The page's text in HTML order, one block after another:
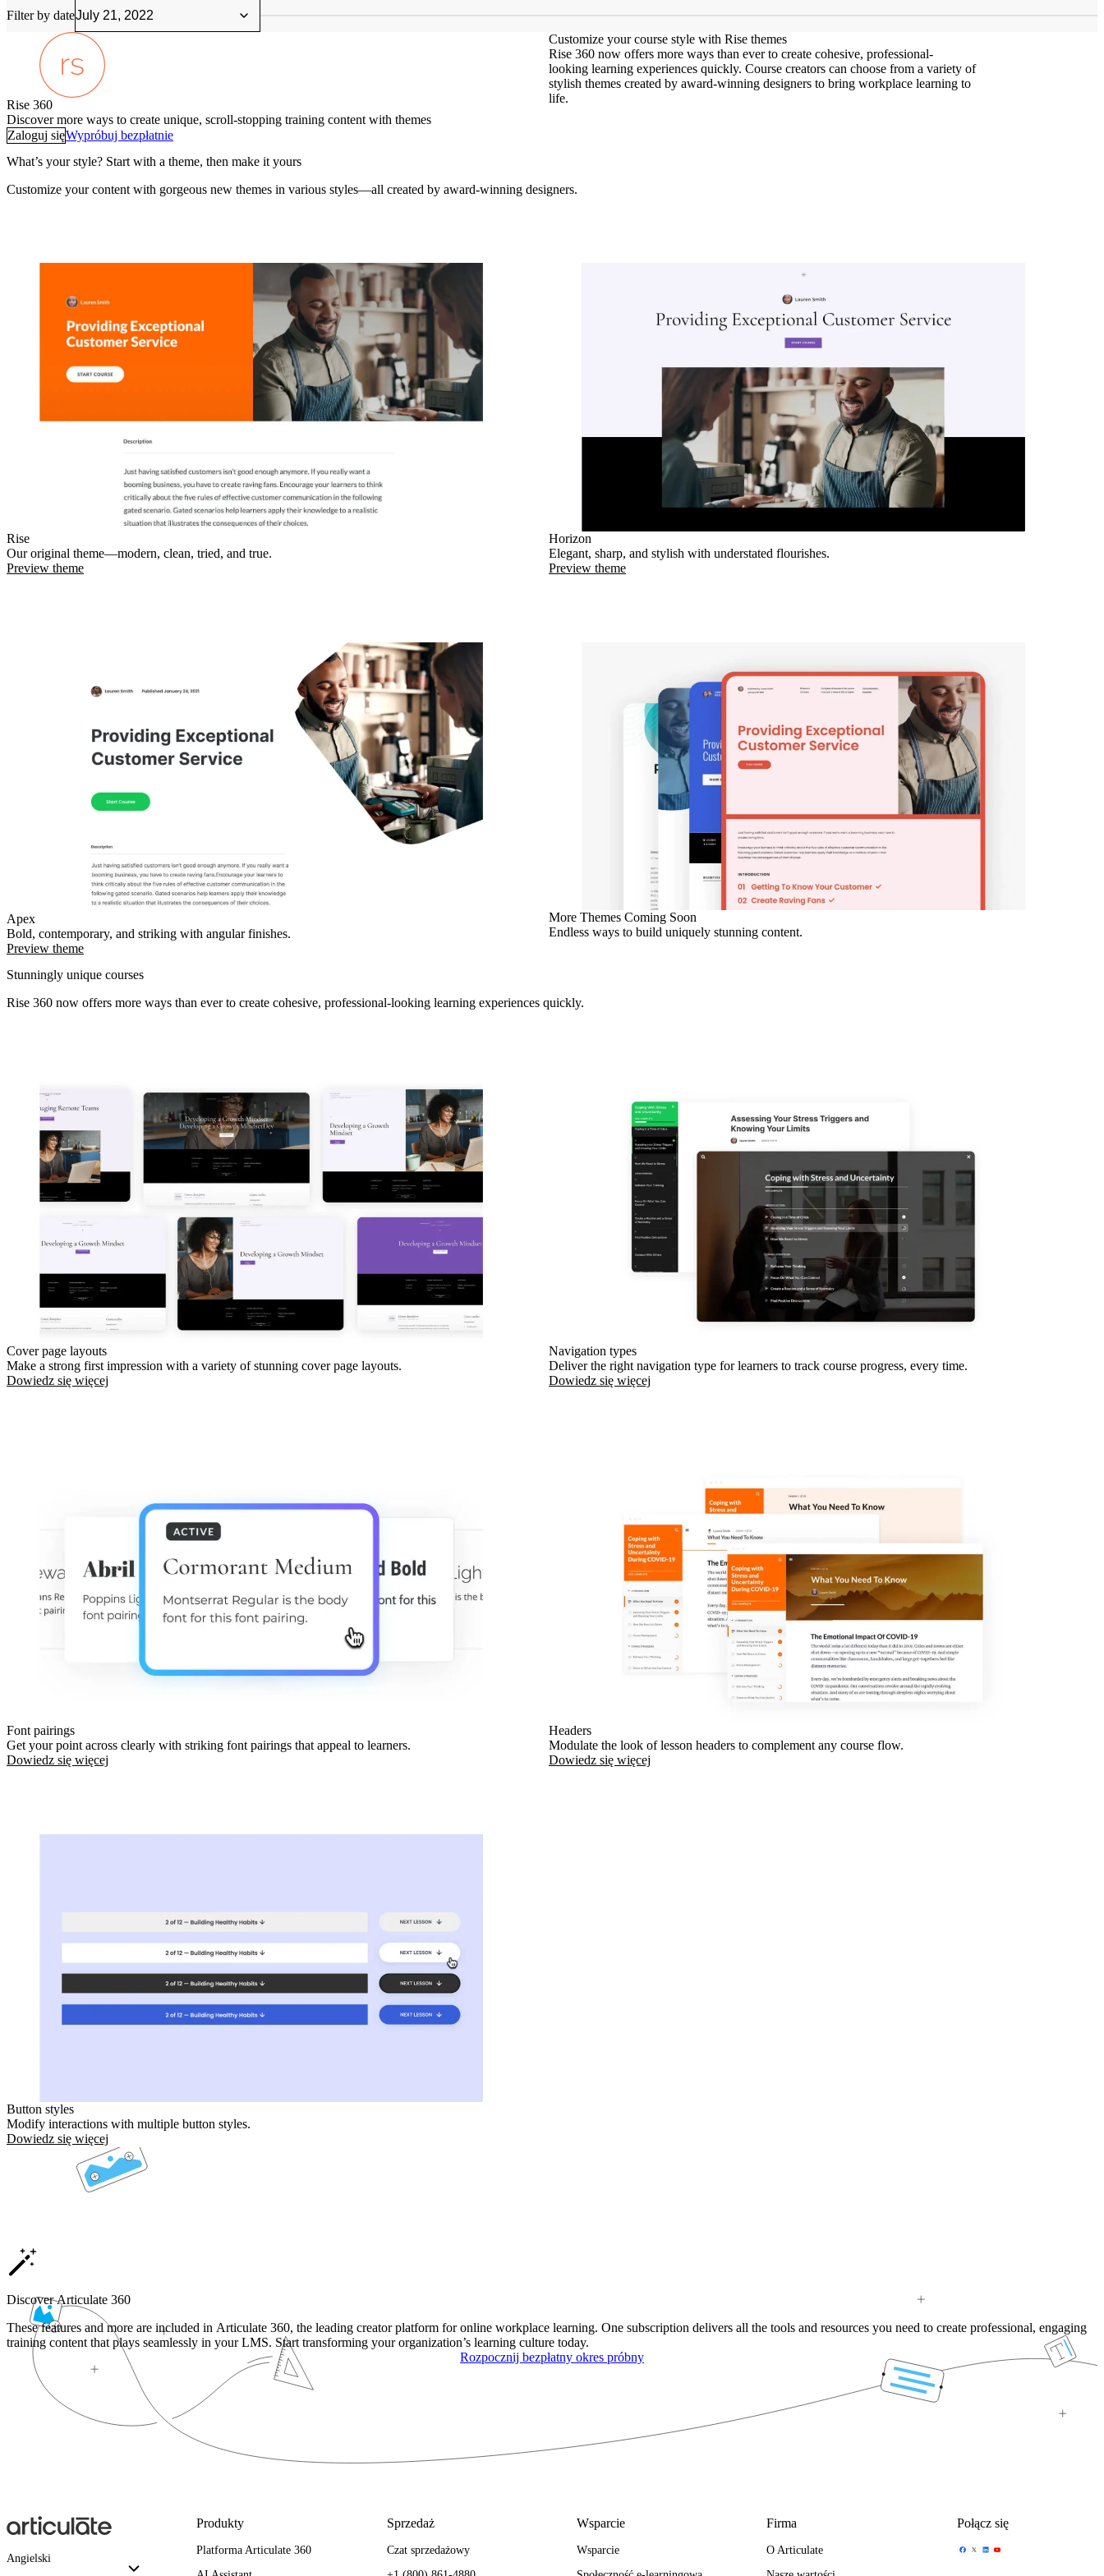
Filter by date
Rise 360
Discover more ways to create unique, scroll-stopping training content with themes
Zaloguj sięWypróbuj bezpłatnie
Customize your course style with Rise themes
Rise 360 now offers more ways than ever to create cohesive, professional-
looking learning experiences quickly. Course creators can choose from a variety of
stylish themes created by award-winning designers to bring workplace learning to
life.
What’s your style? Start with a theme, then make it yours
Customize your content with gorgeous new themes in various styles—all created by award-winning designers.
Rise
Our original theme—modern, clean, tried, and true.
Preview theme
Horizon
Elegant, sharp, and stylish with understated flourishes.
Preview theme
Apex
Bold, contemporary, and striking with angular finishes.
Preview theme
More Themes Coming Soon
Endless ways to build uniquely stunning content.
Stunningly unique courses
Rise 360 now offers more ways than ever to create cohesive, professional-looking learning experiences quickly.
Cover page layouts
Make a strong first impression with a variety of stunning cover page layouts.
Dowiedz się więcej
Navigation types
Deliver the right navigation type for learners to track course progress, every time.
Dowiedz się więcej
Font pairings
Get your point across clearly with striking font pairings that appeal to learners.
Dowiedz się więcej
Headers
Modulate the look of lesson headers to complement any course flow.
Dowiedz się więcej
Button styles
Modify interactions with multiple button styles.
Dowiedz się więcej
Discover Articulate 360
These features and more are included in Articulate 360, the leading creator platform for online workplace learning. One subscription delivers all the tools and resources you need to create professional, engaging
training content that plays seamlessly in your LMS. Start transforming your organization’s learning culture today.
Rozpocznij bezpłatny okres próbny
Angielski
Produkty
Platforma Articulate 360
Sprzedaż
Czat sprzedażowy
Wsparcie
Wsparcie
Firma
O Articulate
Połącz się
Ikona Udostępniania
Ikona Udostępniania
Ikona Udostępniania
Ikona Udostępniania